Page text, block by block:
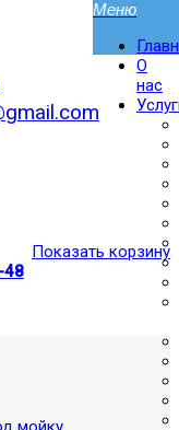
Показать корзину
48
О
нас